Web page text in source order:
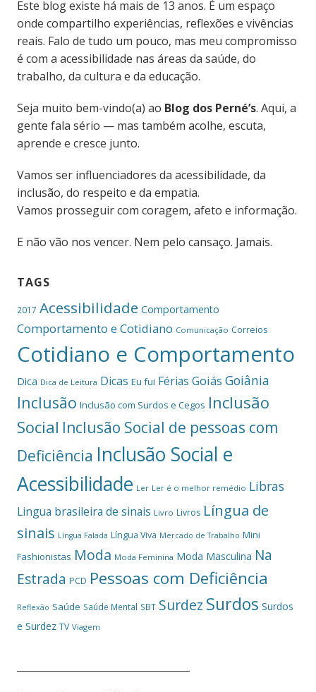
Este blog existe há mais de 13 anos. É um espaço
onde compartilho experiências, reflexões e vivências
reais. Falo de tudo um pouco, mas meu compromisso
é com a acessibilidade nas áreas da saúde, do
trabalho, da cultura e da educação.
Seja muito bem-vindo(a) ao Blog dos Perné’s. Aqui, a
gente fala sério — mas também acolhe, escuta,
aprende e cresce junto.
Vamos ser influenciadores da acessibilidade, da
inclusão, do respeito e da empatia.
Vamos prosseguir com coragem, afeto e informação.
E não vão nos vencer. Nem pelo cansaço. Jamais.
TAGS
2017 Acessibilidade Comportamento
Comportamento e Cotidiano Comunicação Correios
Cotidiano e Comportamento
Dica Dica de Leitura Dicas Eu fui Férias Goiás Goiânia
Inclusão Inclusão com Surdos e Cegos Inclusão
Social Inclusão Social de pessoas com
Deficiência Inclusão Social e
Acessibilidade Ler Ler é o melhor remédio Libras
Lingua brasileira de sinais Livro Livros Língua de
sinais Língua Falada Língua Viva Mercado de Trabalho Mini
Fashionistas Moda Moda Feminina Moda Masculina Na
Estrada PCD Pessoas com Deficiência
Reflexão Saúde Saúde Mental SBT Surdez Surdos Surdos
e Surdez TV Viagem